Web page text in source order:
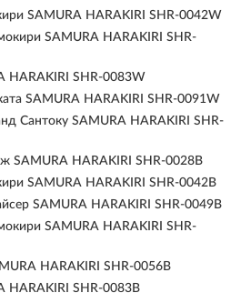
SAMURA HARAKIRI SHR-0042W
SAMURA HARAKIRI SHR-
SHR-0083W
SAMURA HARAKIRI SHR-0091W
Сантоку SAMURA HARAKIRI SHR-
SAMURA HARAKIRI SHR-0028B
SAMURA HARAKIRI SHR-0042B
SAMURA HARAKIRI SHR-0049B
SAMURA HARAKIRI SHR-
HARAKIRI SHR-0056B
SHR-0083B